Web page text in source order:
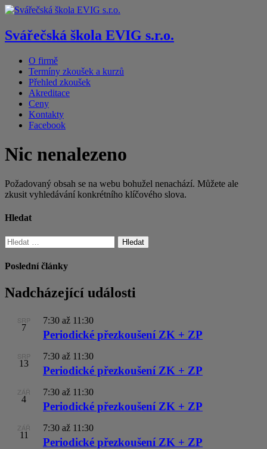
Svářečská škola EVIG s.r.o.
O firmě
Termíny zkoušek a kurzů
Přehled zkoušek
Akreditace
Ceny
Kontakty
Facebook
Nic nenalezeno
Požadovaný obsah se na webu bohužel nenachází. Můžete ale
zkusit vyhledávání konkrétního klíčového slova.
Hledat
Vyhledávání
Poslední články
Nadcházející události
SRP
7
7:30 až 11:30
Periodické přezkoušení ZK + ZP
SRP
13
7:30 až 11:30
Periodické přezkoušení ZK + ZP
ZÁŘ
4
7:30 až 11:30
Periodické přezkoušení ZK + ZP
ZÁŘ
11
7:30 až 11:30
Periodické přezkoušení ZK + ZP